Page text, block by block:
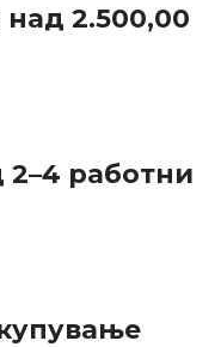
над 2.500,00
2–4 работни